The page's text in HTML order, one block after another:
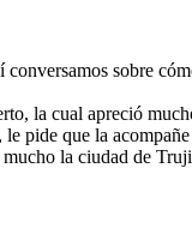
sobre
la cual apreció
pide que la
mucho la ciudad de